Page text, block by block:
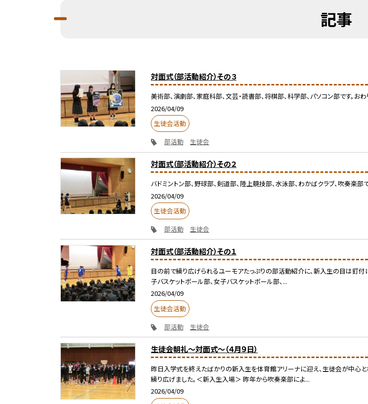
記事
対面式（部活動紹介）その３
美術部、演劇部、家庭科部、文芸・読書部、将棋部、科学部、パソコン部です。おわ
2026/04/09
生徒会活動
部活動
生徒会
対面式（部活動紹介）その２
バドミントン部、野球部、剣道部、陸上競技部、水泳部、わかばクラブ、吹奏楽部で
2026/04/09
生徒会活動
部活動
生徒会
対面式（部活動紹介）その１
目の前で繰り広げられるユーモアたっぷりの部活動紹介に、新入生の目は釘付
子バスケットボール部、女子バスケットボール部、...
2026/04/09
生徒会活動
部活動
生徒会
生徒会朝礼～対面式～（４月９日）
昨日入学式を終えたばかりの新入生を体育館アリーナに迎え、生徒会が中心
繰り広げました。＜新入生入場＞ 昨年から吹奏楽部によ...
2026/04/09